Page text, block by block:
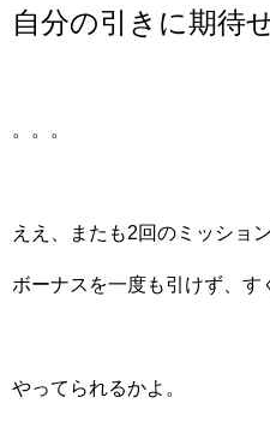
自分の引きに期待
。。。
ええ、またも2回のミッショ
ボーナスを一度も引けず、す
やってられるかよ。